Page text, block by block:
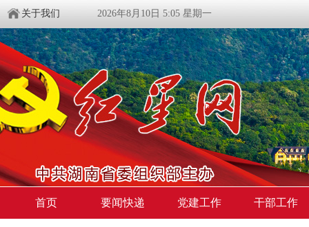
关于我们 2026年8月10日 5:05 星期一
首页 要闻快递 党建工作 干部工作